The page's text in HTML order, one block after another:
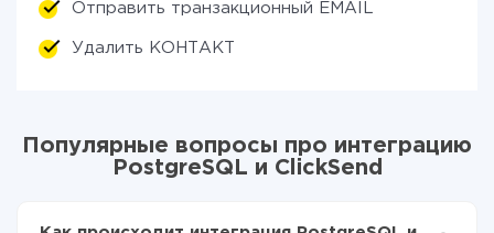
Отправить транзакционный EMAIL
Удалить КОНТАКТ
Популярные вопросы про интеграцию
PostgreSQL и ClickSend